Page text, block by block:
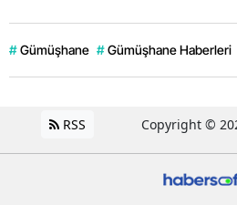
# Gümüşhane # Gümüşhane Haberleri
RSS Copyright ©